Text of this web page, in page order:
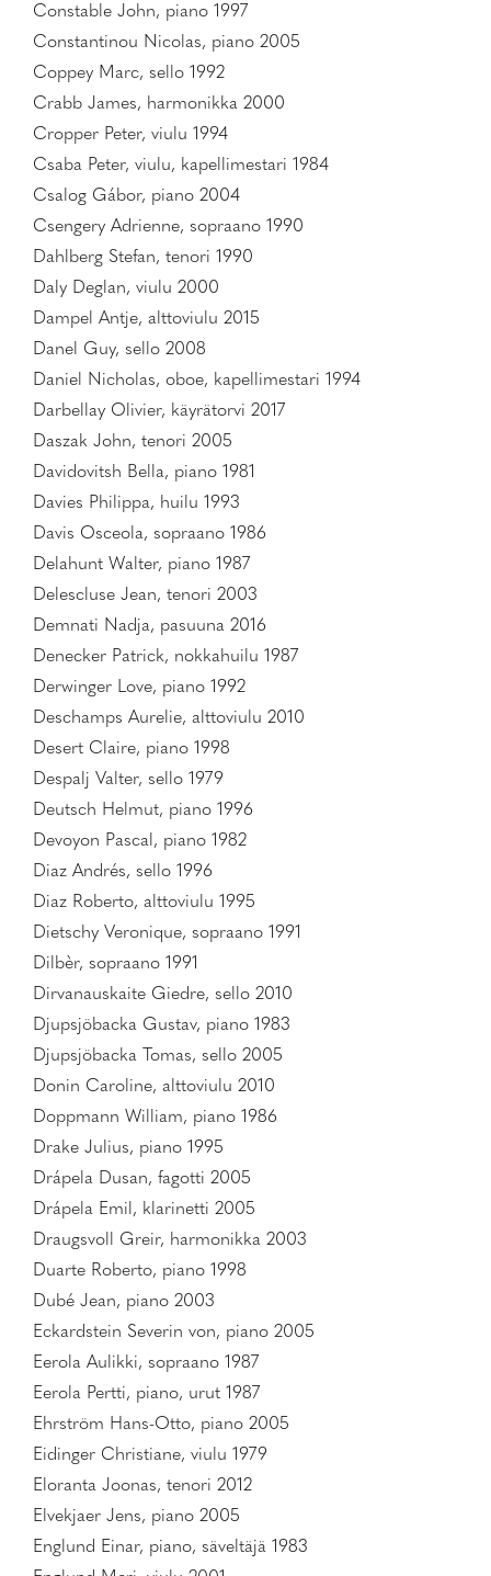
Constable John, piano 1997
Constantinou Nicolas, piano 2005
Coppey Marc, sello 1992
Crabb James, harmonikka 2000
Cropper Peter, viulu 1994
Csaba Peter, viulu, kapellimestari 1984
Csalog Gábor, piano 2004
Csengery Adrienne, sopraano 1990
Dahlberg Stefan, tenori 1990
Daly Deglan, viulu 2000
Dampel Antje, alttoviulu 2015
Danel Guy, sello 2008
Daniel Nicholas, oboe, kapellimestari 1994
Darbellay Olivier, käyrätorvi 2017
Daszak John, tenori 2005
Davidovitsh Bella, piano 1981
Davies Philippa, huilu 1993
Davis Osceola, sopraano 1986
Delahunt Walter, piano 1987
Delescluse Jean, tenori 2003
Demnati Nadja, pasuuna 2016
Denecker Patrick, nokkahuilu 1987
Derwinger Love, piano 1992
Deschamps Aurelie, alttoviulu 2010
Desert Claire, piano 1998
Despalj Valter, sello 1979
Deutsch Helmut, piano 1996
Devoyon Pascal, piano 1982
Diaz Andrés, sello 1996
Diaz Roberto, alttoviulu 1995
Dietschy Veronique, sopraano 1991
Dilbèr, sopraano 1991
Dirvanauskaite Giedre, sello 2010
Djupsjöbacka Gustav, piano 1983
Djupsjöbacka Tomas, sello 2005
Donin Caroline, alttoviulu 2010
Doppmann William, piano 1986
Drake Julius, piano 1995
Drápela Dusan, fagotti 2005
Drápela Emil, klarinetti 2005
Draugsvoll Greir, harmonikka 2003
Duarte Roberto, piano 1998
Dubé Jean, piano 2003
Eckardstein Severin von, piano 2005
Eerola Aulikki, sopraano 1987
Eerola Pertti, piano, urut 1987
Ehrström Hans-Otto, piano 2005
Eidinger Christiane, viulu 1979
Eloranta Joonas, tenori 2012
Elvekjaer Jens, piano 2005
Englund Einar, piano, säveltäjä 1983